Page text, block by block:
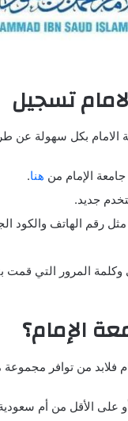
تسجيل
بكل سهولة عن
الإمام من هنا.
جديد.
رقم الهاتف والكود
وكلمة المرور التي
الإمام؟
فلابد من توافر
على الأقل من أم